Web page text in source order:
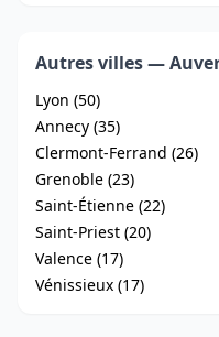
Autres villes —
Lyon (50)
Annecy (35)
Clermont-Ferrand (26)
Grenoble (23)
Saint-Étienne (22)
Saint-Priest (20)
Valence (17)
Vénissieux (17)